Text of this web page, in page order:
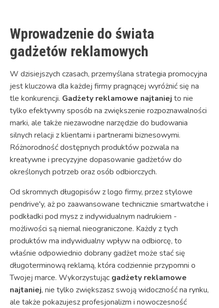
Wprowadzenie do świata
gadżetów reklamowych
W dzisiejszych czasach, przemyślana strategia promocyjna
jest kluczowa dla każdej firmy pragnącej wyróżnić się na
tle konkurencji. Gadżety reklamowe najtaniej to nie
tylko efektywny sposób na zwiększenie rozpoznawalności
marki, ale także niezawodne narzędzie do budowania
silnych relacji z klientami i partnerami biznesowymi.
Różnorodność dostępnych produktów pozwala na
kreatywne i precyzyjne dopasowanie gadżetów do
określonych potrzeb oraz osób odbiorczych.
Od skromnych długopisów z logo firmy, przez stylowe
pendrive'y, aż po zaawansowane technicznie smartwatche i
podkładki pod mysz z indywidualnym nadrukiem -
możliwości są niemal nieograniczone. Każdy z tych
produktów ma indywidualny wpływ na odbiorcę, to
właśnie odpowiednio dobrany gadżet może stać się
długoterminową reklamą, która codziennie przypomni o
Twojej marce. Wykorzystując gadżety reklamowe
najtaniej, nie tylko zwiększasz swoją widoczność na rynku,
ale także pokazujesz profesjonalizm i nowoczesność